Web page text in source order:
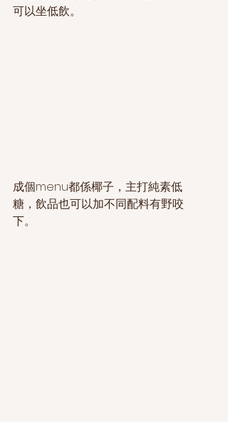
可以坐低飲。
成個menu都係椰子，主打純素低
糖，飲品也可以加不同配料有野咬
下。